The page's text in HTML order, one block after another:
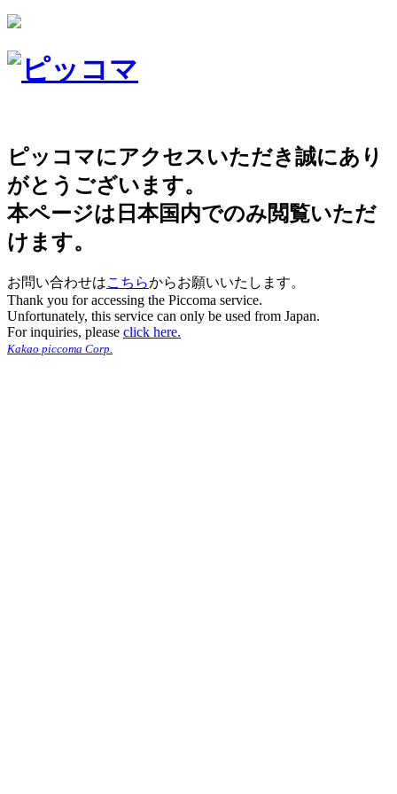
ピッコマにアクセスいただき誠にあり
がとうございます。
本ページは日本国内でのみ閲覧いただ
けます。
お問い合わせはこちらからお願いいたします。
Thank you for accessing the Piccoma service.
Unfortunately, this service can only be used from Japan.
For inquiries, please click here.
Kakao piccoma Corp.